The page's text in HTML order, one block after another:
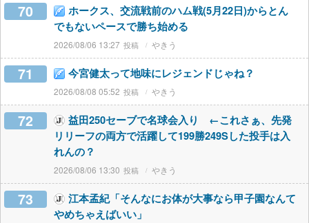
70
ホークス、交流戦前のハム戦(5月22日)からとん
でもないペースで勝ち始める
2026/08/06 13:27 やきう
71 今宮健太って地味にレジェンドじゃね？
2026/08/08 05:52 やきう
72
益田250セーブで名球会入り ←これさぁ、先発
リリーフの両方で活躍して199勝249Sした投手は入
れんの？
2026/08/06 13:30 やきう
73
江本孟紀「そんなにお体が大事なら甲子園なんて
やめちゃえばいい」